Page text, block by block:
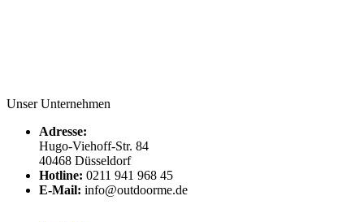
Unser Unternehmen
Adresse:
Hugo-Viehoff-Str. 84
40468 Düsseldorf
Hotline: 0211 941 968 45
E-Mail: info@outdoorme.de